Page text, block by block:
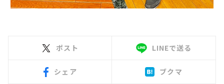
ポスト LINEで送る
シェア ブクマ